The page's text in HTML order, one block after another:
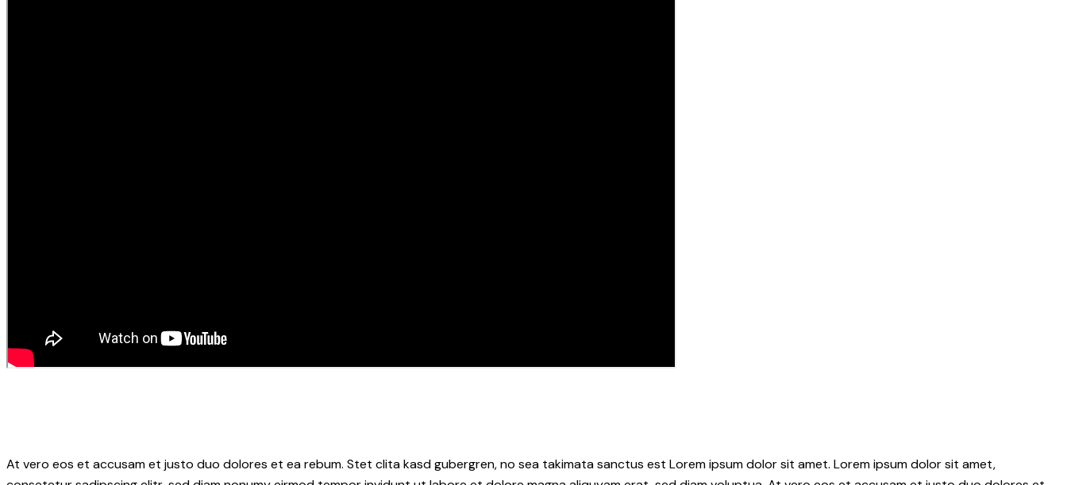
At vero eos et accusam et justo duo dolores et ea rebum. Stet clita kasd gubergren, no sea takimata sanctus est Lorem ipsum dolor sit amet. Lorem ipsum dolor sit amet,